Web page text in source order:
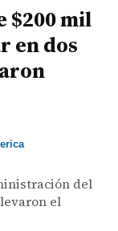
$200 mil
en dos
del
el